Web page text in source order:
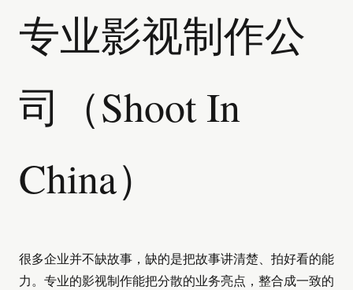
专业影视制作公
司（Shoot In
China）
很多企业并不缺故事，缺的是把故事讲清楚、拍好看的能
力。专业的影视制作能把分散的业务亮点，整合成一致的